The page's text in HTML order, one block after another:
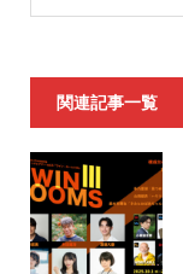
関連記事一覧